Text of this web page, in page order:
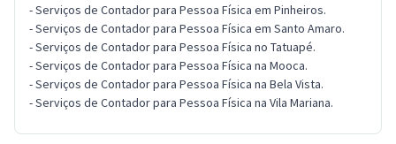
- Serviços de Contador para Pessoa Física em Pinheiros.
- Serviços de Contador para Pessoa Física em Santo Amaro.
- Serviços de Contador para Pessoa Física no Tatuapé.
- Serviços de Contador para Pessoa Física na Mooca.
- Serviços de Contador para Pessoa Física na Bela Vista.
- Serviços de Contador para Pessoa Física na Vila Mariana.